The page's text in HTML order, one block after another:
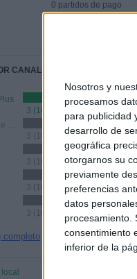
Nosotros y
procesamos
para publicidad
desarrollo de
geográfica
otorgarnos su
previamente
preferencias
datos
procesamiento.
consentimiento
inferior de la
0 partidos de pago
CANALES
3 (100%)
3 (100%)
3 (100%)
3 (100%)
3 (100%)
completo